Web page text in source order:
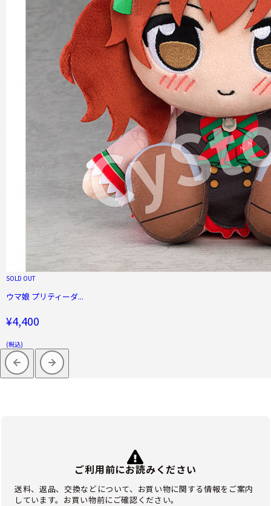
SOLD OUT
ウマ娘 プリティーダ...
¥4,400
(税込)
ご利用前にお読みください
送料、返品、交換などについて、お買い物に関する情報をご案内
しています。お買い物前にご確認ください。